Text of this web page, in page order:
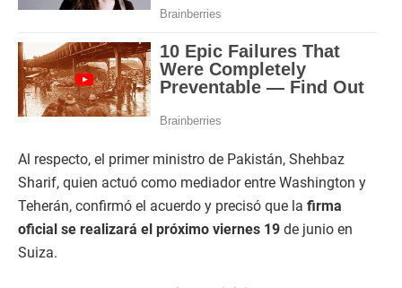
Al respecto, el primer ministro de Pakistán, Shehbaz
Sharif, quien actuó como mediador entre Washington y
Teherán, confirmó el acuerdo y precisó que la firma
oficial se realizará el próximo viernes 19 de junio en
Suiza.